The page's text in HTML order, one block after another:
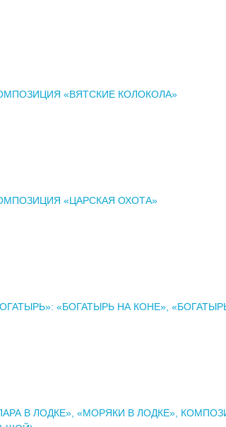
«ВЯТСКИЕ КОЛОКОЛА»
«ЦАРСКАЯ ОХОТА»
«БОГАТЫРЬ НА КОНЕ»,
В ЛОДКЕ», «МОРЯКИ В ЛОДКЕ»,